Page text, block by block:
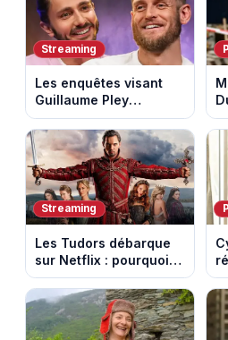
Streaming
Les enquêtes visant
Guillaume Pley
poussent Ragnar Le
Breton à quitter la
tournée Legend
Streaming
Les Tudors débarque
sur Netflix : pourquoi la
série n’a rien perdu de
son pouvoir